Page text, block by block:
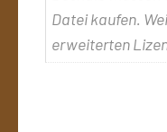
Datei kaufen.
erweiterten